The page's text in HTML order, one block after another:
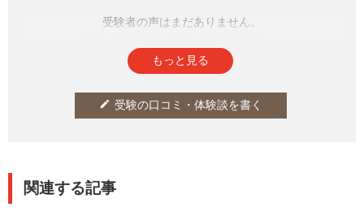
受験者の声はまだありません。
もっと見る
edit 受験の口コミ・体験談を書く
関連する記事